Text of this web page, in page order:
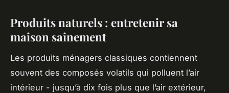
Produits naturels : entretenir sa
maison sainement
Les produits ménagers classiques contiennent
souvent des composés volatils qui polluent l’air
intérieur - jusqu’à dix fois plus que l’air extérieur,